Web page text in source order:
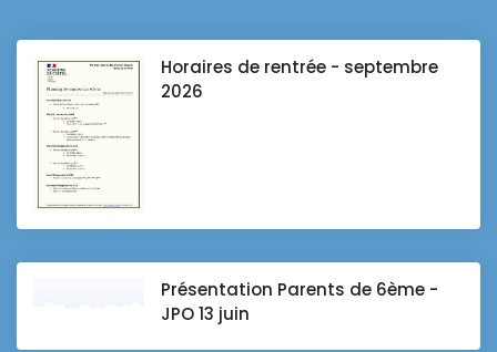
Horaires de rentrée - septembre
2026
Présentation Parents de 6ème -
JPO 13 juin